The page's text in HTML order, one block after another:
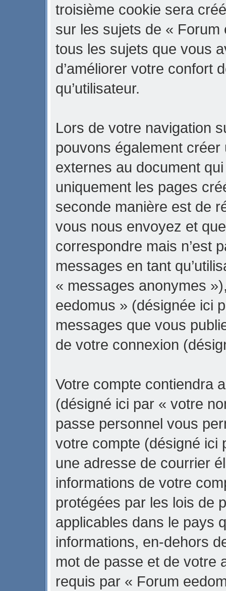
troisième cookie sera
sur les sujets de «
tous les sujets que vous
d’améliorer votre confort
qu’utilisateur.
Lors de votre navigation
pouvons également
externes au document
uniquement les pages
seconde manière est de
vous nous envoyez et
correspondre mais n’est
messages en tant
« messages anonymes
eedomus » (désignée ici
messages que vous
de votre connexion
Votre compte contiendra
(désigné ici par « votre
passe personnel vous
votre compte (désigné ici
une adresse de courrier
informations de votre
protégées par les lois de
applicables dans le pays
informations, en-dehors
mot de passe et de votre
requis par « Forum